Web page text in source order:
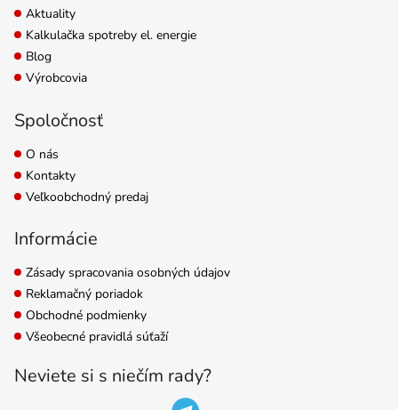
Aktuality
Kalkulačka spotreby el. energie
Blog
Výrobcovia
Spoločnosť
O nás
Kontakty
Veľkoobchodný predaj
Informácie
Zásady spracovania osobných údajov
Reklamačný poriadok
Obchodné podmienky
Všeobecné pravidlá súťaží
Neviete si s niečím rady?